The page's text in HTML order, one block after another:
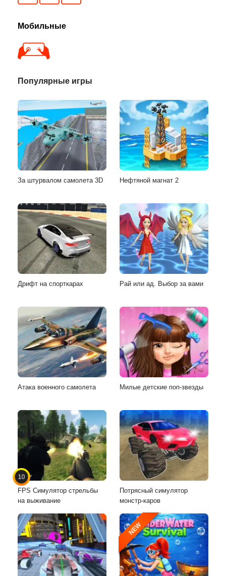
Мобильные
Популярные игры
За штурвалом самолета 3D Нефтяной магнат 2
Дрифт на спорткарах Рай или ад. Выбор за вами
Атака военного самолета Милые детские поп-звезды
10
FPS Симулятор стрельбы
на выживание
Потрясный симулятор
монстр-каров
NEW